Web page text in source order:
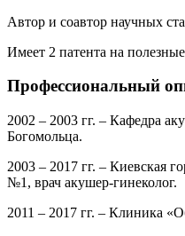
Автор и соавтор научных
Имеет 2 патента на
Профессиональный
2002 – 2003 гг. – Кафедра
Богомольца.
2003 – 2017 гг. – Киевская
№1, врач акушер-гинеколог.
2011 – 2017 гг. – Клиника